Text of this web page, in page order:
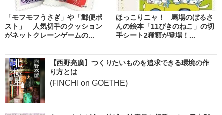
「モフモフうさぎ」や「郵便ポ
スト」 人気切手のクッション
がネットクレーンゲームの...
ほっこりニャ！ 馬場のぼるさ
んの絵本「11ぴきのねこ」の切
手シート2種類が登場！...
【西野亮廣】つくりたいものを追求できる環境の作
り方とは
(FINCHI on GOETHE)